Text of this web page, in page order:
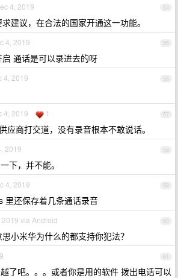
54
4, 2019
建议，在合法的国家开通这一功能。
55
4, 2019
通话是可以录进去的呀
56
4, 2019
57
4, 2019 1
应商打交道，没有录音根本不敢说话。
58
2019
下，并不能。
59
4, 2019
里还保存着几条通话录音
60
2019 via Android
小米华为什么的都支持你犯法？
61
了吧。。。或者你是用的软件 拨出电话可以